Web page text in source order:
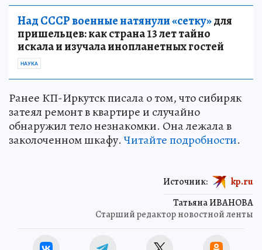
Над СССР военные натянули «сетку»для
пришельцев: как страна 13 лет тайно
искала и изучала инопланетных гостей
НАУКА
Ранее КП-Иркутск писала о том, что сибиряк
затеял ремонт в квартире и случайно
обнаружил тело незнакомки. Она лежала в
заколоченном шкафу.Читайте подробности.
Татьяна ИВАНОВА
Старший редактор новостной ленты
Источник: kp.ru